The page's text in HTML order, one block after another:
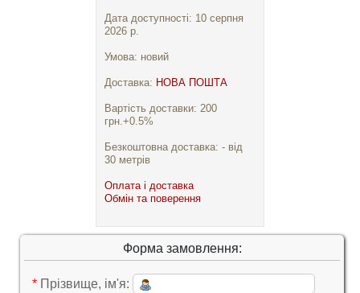
Дата доступності: 10 серпня
2026 р.
Умова: новий
Доставка: НОВА ПОШТА
Вартість доставки: 200
грн.+0.5%
Безкоштовна доставка: - від
30 метрів
Оплата і доставка
Обмін та поверення
Форма замовлення:
* Прізвище, ім'я: